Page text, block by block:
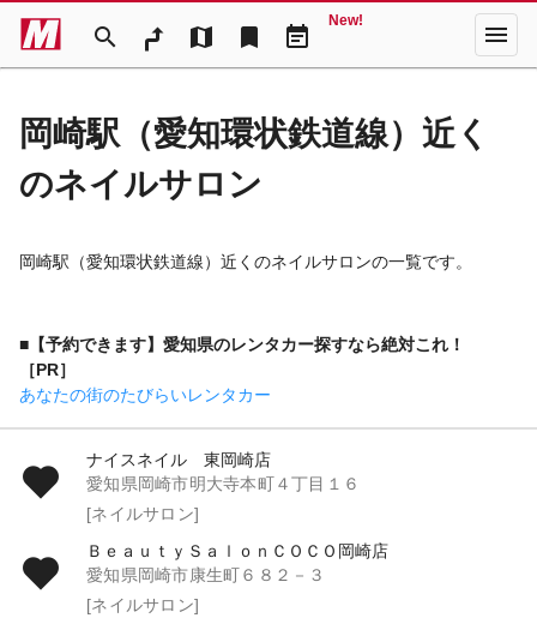
search map bookmark event_note
New! menu
岡崎駅（愛知環状鉄道線）近く
のネイルサロン
岡崎駅（愛知環状鉄道線）近くのネイルサロンの一覧です。
■【予約できます】愛知県のレンタカー探すなら絶対これ！
［PR］
あなたの街のたびらいレンタカー
ナイスネイル 東岡崎店
愛知県岡崎市明大寺本町４丁目１６
[ネイルサロン]
ＢｅａｕｔｙＳａｌｏｎＣＯＣＯ岡崎店
愛知県岡崎市康生町６８２－３
[ネイルサロン]